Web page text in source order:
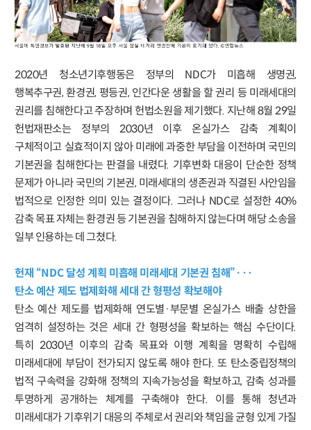
2020년 청소년기후행동은 정부의 NDC가 미흡해 생명권,
행복추구권, 환경권, 평등권, 인간다운 생활을 할 권리 등 미래세대의
권리를 침해한다고 주장하며 헌법소원을 제기했다. 지난해 8월 29일
헌법재판소는 정부의 2030년 이후 온실가스 감축 계획이
구체적이고 실효적이지 않아 미래에 과중한 부담을 이전하며 국민의
기본권을 침해한다는 판결을 내렸다. 기후변화 대응이 단순한 정책
문제가 아니라 국민의 기본권, 미래세대의 생존권과 직결된 사안임을
법적으로 인정한 의미 있는 결정이다. 그러나 NDC로 설정한 40%
감축 목표 자체는 환경권 등 기본권을 침해하지 않는다며 해당 소송을
일부 인용하는 데 그쳤다.
헌재 “NDC 달성 계획 미흡해 미래세대 기본권 침해”···
탄소 예산 제도 법제화해 세대 간 형평성 확보해야
탄소 예산 제도를 법제화해 연도별·부문별 온실가스 배출 상한을
엄격히 설정하는 것은 세대 간 형평성을 확보하는 핵심 수단이다.
특히 2030년 이후의 감축 목표와 이행 계획을 명확히 수립해
미래세대에 부담이 전가되지 않도록 해야 한다. 또 탄소중립정책의
법적 구속력을 강화해 정책의 지속가능성을 확보하고, 감축 성과를
투명하게 공개하는 체계를 구축해야 한다. 이를 통해 청년과
미래세대가 기후위기 대응의 주체로서 권리와 책임을 균형 있게 가질